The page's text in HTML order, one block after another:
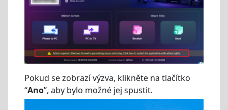
Pokud se zobrazí výzva, klikněte na tlačítko
“Ano”, aby bylo možné jej spustit.